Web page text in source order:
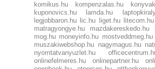
komikus.hu
kompenzalas.hu
kuponovics.hu
lamda.hu
legjobbaron.hu
lic.hu liget.hu
litecom.hu
matragyongye.hu
mazdakereskedo.hu
mog.hu moneyinfo.hu mostveddmeg.hu
muszakiwebshop.hu nagymagus.hu
nyomtatvanyuzlet.hu
onlinefelmeres.hu
onlinepartner.hu